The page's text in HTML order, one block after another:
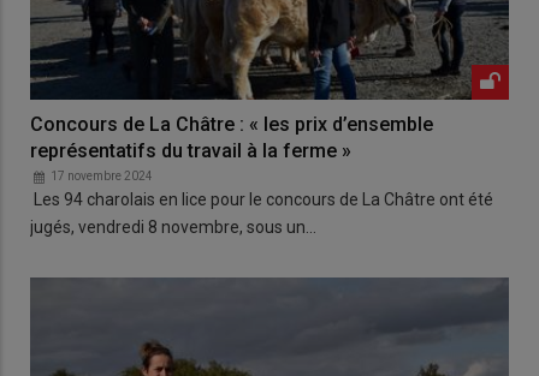
Concours de La Châtre : « les prix d’ensemble
représentatifs du travail à la ferme »
17 novembre 2024
Les 94 charolais en lice pour le concours de La Châtre ont été
jugés, vendredi 8 novembre, sous un…